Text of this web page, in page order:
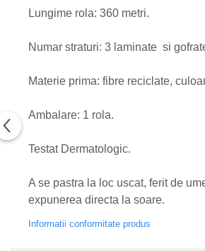
Lungime rola: 360 metri.
Numar straturi: 3 laminate si
Materie prima: fibre reciclate,
Ambalare: 1 rola.
Testat Dermatologic.
A se pastra la loc uscat, ferit de
expunerea directa la soare.
Informatii conformitate produs